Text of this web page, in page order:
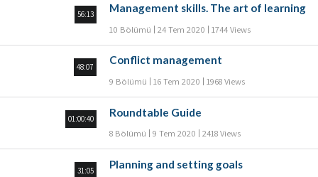
56:13
Management skills. The art of learning
10 Bölümü 24 Tem 2020 1744 Views
48:07
Conflict management
9 Bölümü 16 Tem 2020 1968 Views
01:00:40
Roundtable Guide
8 Bölümü 9 Tem 2020 2418 Views
31:05
Planning and setting goals